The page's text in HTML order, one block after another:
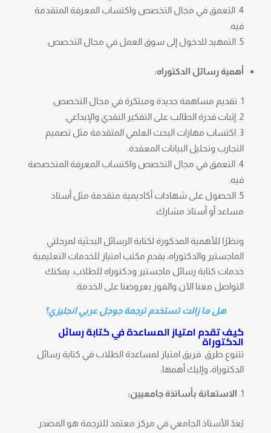
التعمق في مجال التخصص واكتساب المعرفة المتقدمة
فيه.
التمهيد للدخول إلى سوق العمل في مجال التخصص.
أهمية رسائل الدكتوراه:
تقديم مساهمة جديدة ومبتكرة في مجال التخصص.
إثبات قدرة الطالب على التفكير النقدي والإبداعي.
اكتساب مهارات البحث العلمي المتقدمة مثل تصميم
التجارب وتحليل البيانات المعقدة.
التعمق في مجال التخصص واكتساب المعرفة المتخصصة
فيه.
الحصول على شهادات أكاديمية متقدمة مثل أستاذ
مساعد أو أستاذ مشارك.
ونظرًا للأهمية المذكورة لكتابة الرسائل البحثية لمرحلتي
الماجستير والدكتوراه، يقدم مكتب امتياز للخدمات التعليمية
خدمات كتابة رسائل ماجستير ودكتوراه للطلاب. يمكنك
التواصل معنا الآن والفوز بعروضنا على الخدمة.
هل ما زالت تستخدم ترجمة جوجل عربي انجليزي؟
كيف تقدم امتياز المساعدة في كتابة رسائل
الدكتوراة
تتنوع طرق فريق امتياز لمساعدة الطلاب في كتابة رسائل
الدكتوراة، وإليك أهمها:
الاستعانة بأساتذة جامعيين:
يُعدّ الأستاذ الجامعي في مركز معتمد للترجمة هو المصدر